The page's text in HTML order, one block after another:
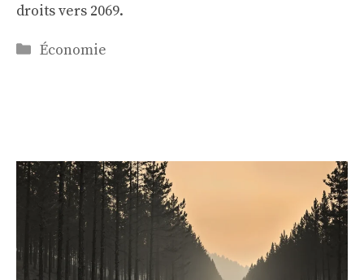
droits vers 2069.
Catégories
Économie